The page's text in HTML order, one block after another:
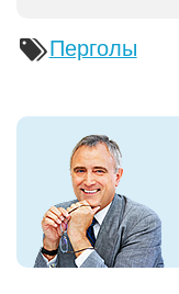
Перголы